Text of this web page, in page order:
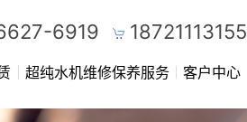
6919 18721113155
超纯水机维修保养服务 客户中心